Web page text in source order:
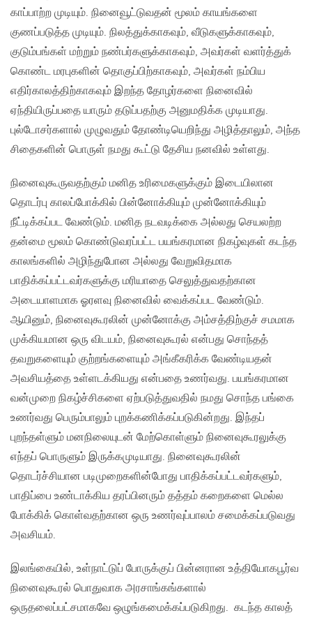
காப்பாற்ற முடியும். நினைவூட்டுவதன் மூலம் காயங்களை
குணப்படுத்த முடியும். நிலத்துக்காகவும், வீடுகளுக்காகவும்,
குடும்பங்கள் மற்றும் நண்பர்களுக்காகவும், அவர்கள் வளர்த்துக்
கொண்ட மரபுகளின் தொகுப்பிற்காகவும், அவர்கள் நம்பிய
எதிர்காலத்திற்காகவும் இறந்த தோழர்களை நினைவில்
ஏந்தியிருப்பதை யாரும் தடுப்பதற்கு அனுமதிக்க முடியாது.
புல்டோசர்களால் முழுவதும் தோண்டியெறிந்து அழித்தாலும், அந்த
சிதைகளின் பொருள் நமது கூட்டு தேசிய நனவில் உள்ளது.
நினைவுகூருவதற்கும் மனித உரிமைகளுக்கும் இடையிலான
தொடர்பு காலப்போக்கில் பின்னோக்கியும் முன்னோக்கியும்
நீட்டிக்கப்பட வேண்டும். மனித நடவடிக்கை அல்லது செயலற்ற
தன்மை மூலம் கொண்டுவரப்பட்ட பயங்கரமான நிகழ்வுகள் கடந்த
காலங்களில் அழிந்துபோன அல்லது வேறுவிதமாக
பாதிக்கப்பட்டவர்களுக்கு மரியாதை செலுத்துவதற்கான
அடையாளமாக ஓரளவு நினைவில் வைக்கப்பட வேண்டும்.
ஆயினும், நினைவுகூரலின் முன்னோக்கு அம்சத்திற்குச் சமமாக
முக்கியமான ஒரு விடயம், நினைவுகூரல் என்பது சொந்தத்
தவறுகளையும் குற்றங்களையும் அங்கீகரிக்க வேண்டியதன்
அவசியத்தை உள்ளடக்கியது என்பதை உணர்வது. பயங்கரமான
வன்முறை நிகழ்ச்சிகளை ஏற்படுத்துவதில் நமது சொந்த பங்கை
உணர்வது பெரும்பாலும் புறக்கணிக்கப்படுகின்றது. இந்தப்
புறந்தள்ளும் மனநிலையுடன் மேற்கொள்ளும் நினைவுகூரலுக்கு
எந்தப் பொருளும் இருக்கமுடியாது. நினைவுகூரலின்
தொடர்ச்சியான படிமுறைகளின்போது பாதிக்கப்பட்டவர்களும்,
பாதிப்பை உண்டாக்கிய தரப்பினரும் தத்தம் கறைகளை மெல்ல
போக்கிக் கொள்வதற்கான ஒரு உணர்வுப்பாலம் சமைக்கப்படுவது
அவசியம்.
இலங்கையில், உள்நாட்டுப் போருக்குப் பின்னரான உத்தியோகபூர்வ
நினைவுகூரல் பொதுவாக அரசாங்கங்களால்
ஒருதலைப்பட்சமாகவே ஒழுங்கமைக்கப்படுகிறது. கடந்த காலத்